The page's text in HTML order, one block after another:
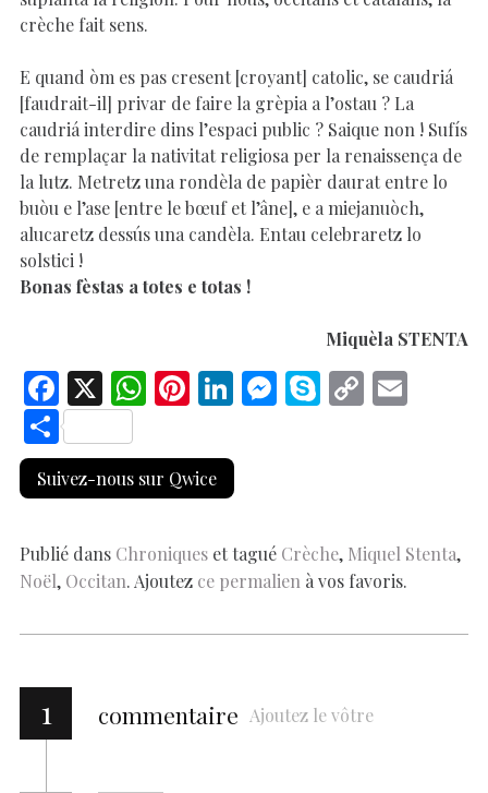
crèche fait sens.
E quand òm es pas cresent [croyant] catolic, se caudriá
[faudrait-il] privar de faire la grèpia a l’ostau ? La
caudriá interdire dins l’espaci public ? Saique non ! Sufís
de remplaçar la nativitat religiosa per la renaissença de
la lutz. Metretz una rondèla de papièr daurat entre lo
buòu e l’ase [entre le bœuf et l’âne], e a miejanuòch,
alucaretz dessús una candèla. Entau celebraretz lo
solstici !
Bonas fèstas a totes e totas !
Miquèla STENTA
F
ac
e
b
o
k
X W
at
s
p
p
Pi
er
es
Li
k
e
n
M
er
S C
n
k
S
h
ar
Suivez-nous sur Qwice
Publié dans Chroniques et tagué Crèche, Miquel Stenta,
Noël, Occitan. Ajoutez ce permalien à vos favoris.
1 commentaire Ajoutez le vôtre